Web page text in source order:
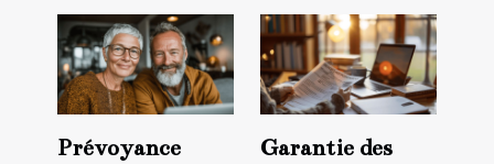
Prévoyance
Garantie des